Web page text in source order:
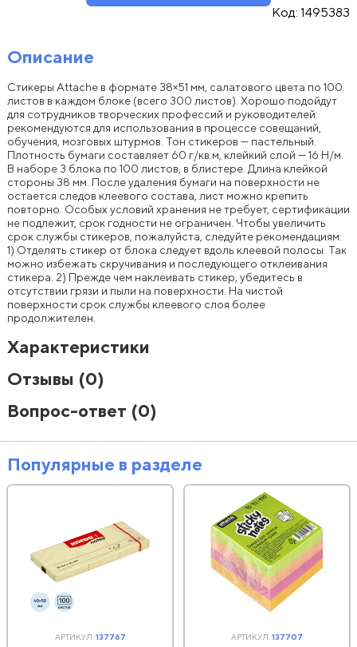
Код: 1495383
Описание
Стикеры Attache в формате 38×51 мм, салатового цвета по 100
листов в каждом блоке (всего 300 листов). Хорошо подойдут
для сотрудников творческих профессий и руководителей:
рекомендуются для использования в процессе совещаний,
обучения, мозговых штурмов. Тон стикеров — пастельный.
Плотность бумаги составляет 60 г/кв.м, клейкий слой — 16 Н/м.
В наборе 3 блока по 100 листов, в блистере. Длина клейкой
стороны 38 мм. После удаления бумаги на поверхности не
остается следов клеевого состава, лист можно крепить
повторно. Особых условий хранения не требует, сертификации
не подлежит, срок годности не ограничен. Чтобы увеличить
срок службы стикеров, пожалуйста, следуйте рекомендациям:
1) Отделять стикер от блока следует вдоль клеевой полосы. Так
можно избежать скручивания и последующего отклеивания
стикера. 2) Прежде чем наклеивать стикер, убедитесь в
отсутствии грязи и пыли на поверхности. На чистой
поверхности срок службы клеевого слоя более
продолжителен.
Характеристики
Отзывы (0)
Вопрос-ответ (0)
Популярные в разделе
АРТИКУЛ:137767 АРТИКУЛ:137707